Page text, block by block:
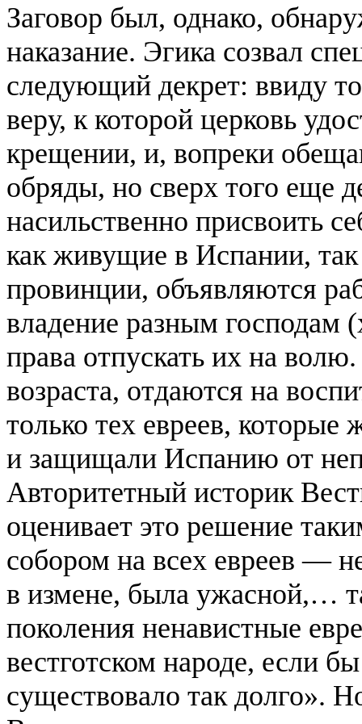
Заговор был, однако,
наказание. Эгика созвал
следующий декрет: ввиду
веру, к которой церковь
крещении, и, вопреки
обряды, но сверх того еще
насильственно присвоить
как живущие в Испании,
провинции, объявляются
владение разным господам
права отпускать их на
возраста, отдаются на
только тех евреев,
и защищали Испанию от
Авторитетный историк
оценивает это решение
собором на всех евреев —
в измене, была ужасной,…
поколения ненавистные
вестготском народе, если
существовало так долго».